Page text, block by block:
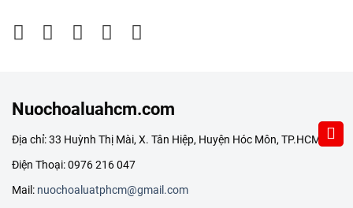
Nuochoaluahcm.com
Địa chỉ: 33 Huỳnh Thị Mài, X. Tân Hiệp, Huyện Hóc Môn, TP.HCM
Điện Thoại: 0976 216 047
Mail: nuochoaluatphcm@gmail.com